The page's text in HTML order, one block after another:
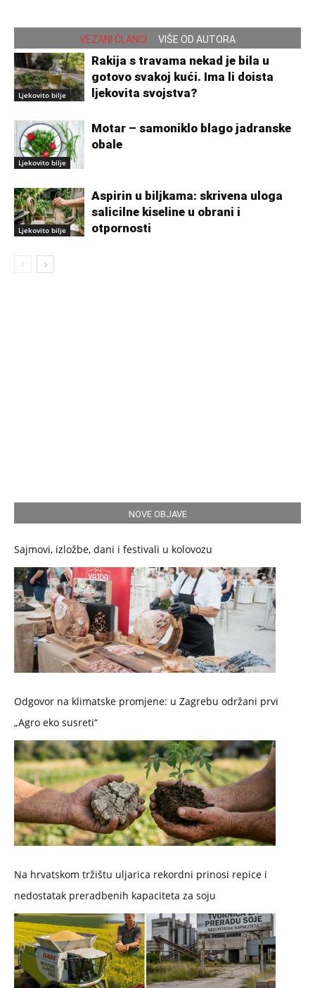
VEZANI ČLANCI VIŠE OD AUTORA
Ljekovito bilje
Rakija s travama nekad je bila u
gotovo svakoj kući. Ima li doista
ljekovita svojstva?
Ljekovito bilje
Motar – samoniklo blago jadranske
obale
Ljekovito bilje
Aspirin u biljkama: skrivena uloga
salicilne kiseline u obrani i
otpornosti
NOVE OBJAVE
Sajmovi, izložbe, dani i festivali u kolovozu
Odgovor na klimatske promjene: u Zagrebu održani prvi
„Agro eko susreti“
Na hrvatskom tržištu uljarica rekordni prinosi repice i
nedostatak preradbenih kapaciteta za soju